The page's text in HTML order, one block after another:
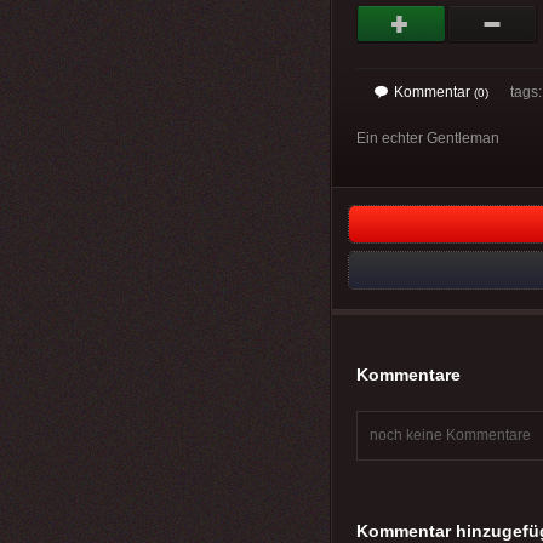
Kommentar (0)
Ein echter Gentleman
Kommentare
noch keine Kommentare
Kommentar